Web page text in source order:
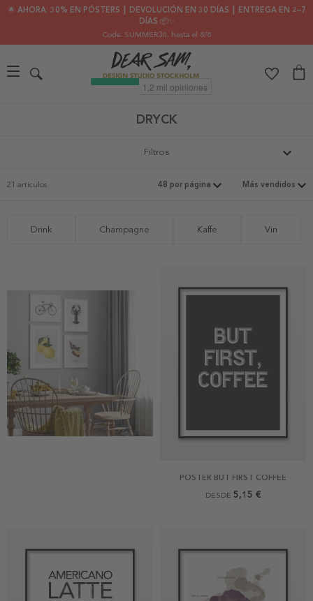
🌟 AHORA: 30% EN PÓSTERS ┃ DEVOLUCIÓN EN 30 DÍAS ┃ ENTREGA EN 2–7
DÍAS 📦✨
Code: SUMMER30, hasta el 8/8
DRYCK
Filtros
21 artículos
Drink Champagne Kaffe Vin
POSTER BUT FIRST COFFEE
DESDE 5,15 €